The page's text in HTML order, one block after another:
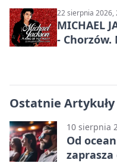
22 sierpnia 2026,
MICHAEL
-
Ostatnie Artykuły
10 sierpnia
Od